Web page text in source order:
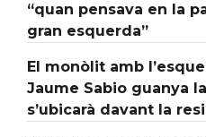
“quan pensava en la
gran esquerda”
El monòlit amb
Jaume Sabio guanya
s’ubicarà davant la